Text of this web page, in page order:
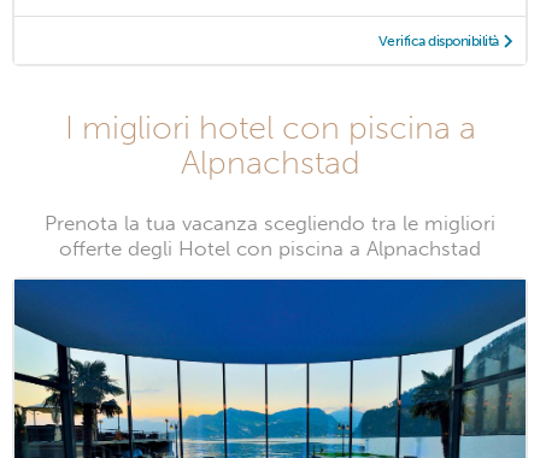
Verifica disponibilità
I migliori hotel con piscina a
Alpnachstad
Prenota la tua vacanza scegliendo tra le migliori
offerte degli Hotel con piscina a Alpnachstad